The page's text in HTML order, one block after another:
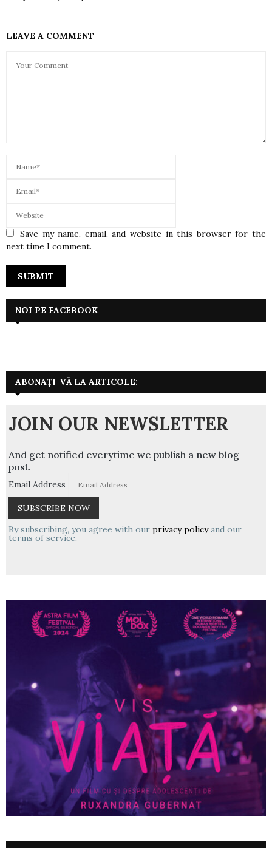
LEAVE A COMMENT
Save my name, email, and website in this browser for the
next time I comment.
NOI PE FACEBOOK
ABONAȚI-VĂ LA ARTICOLE:
JOIN OUR NEWSLETTER
And get notified everytime we publish a new blog
post.
Email Address
By subscribing, you agree with our privacy policyand our
terms of service.